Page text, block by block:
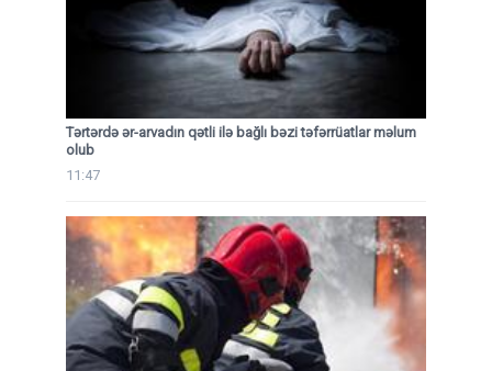
Tərtərdə ər-arvadın qətli ilə bağlı bəzi təfərrüatlar məlum
olub
11:47